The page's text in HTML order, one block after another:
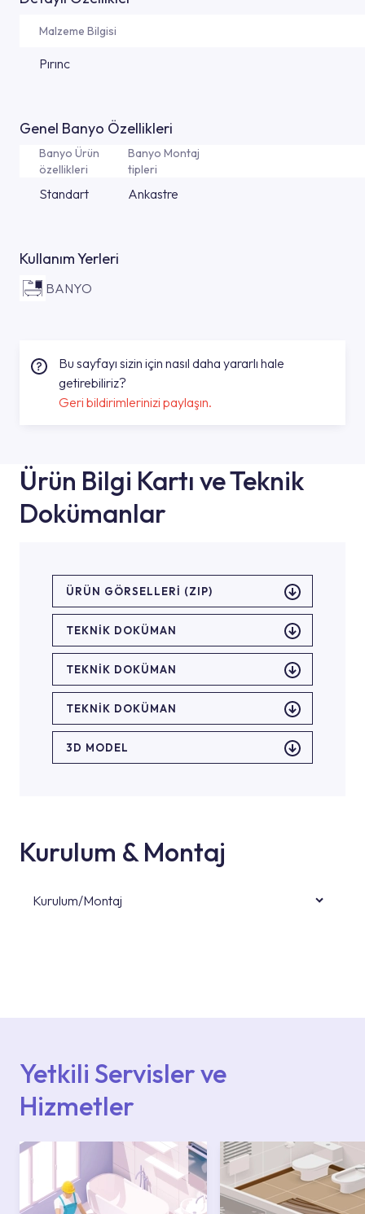
Malzeme Bilgisi
Pırınc
Genel Banyo Özellikleri
Banyo Ürün
özellikleri
Banyo Montaj
tipleri
Standart Ankastre
Kullanım Yerleri
BANYO
Bu sayfayı sizin için nasıl daha yararlı hale
getirebiliriz?
Geri bildirimlerinizi paylaşın.
Ürün Bilgi Kartı ve Teknik
Dokümanlar
ÜRÜN GÖRSELLERI (ZIP)
TEKNİK DOKÜMAN
TEKNİK DOKÜMAN
TEKNİK DOKÜMAN
3D MODEL
Kurulum & Montaj
Kurulum/Montaj
Yetkili Servisler ve
Hizmetler